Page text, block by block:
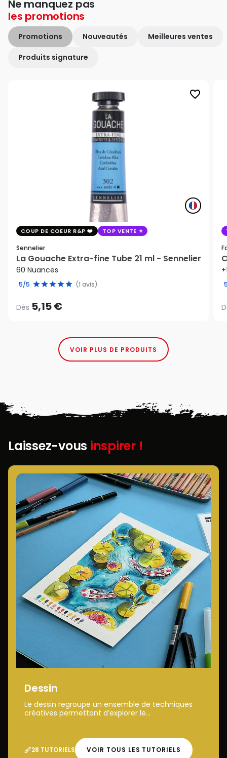
Ne manquez pas
les promotions
Promotions Nouveautés Meilleures ventes
Produits signature
favorite_border
COUP DE COEUR R&P TOP VENTE
Sennelier
La Gouache Extra-fine Tube 21 ml - Sennelier
60 Nuances
5/5 (1 avis)
Dès 5,15 €
VOIR PLUS DE PRODUITS
Laissez-vous inspirer !
Dessin
Le dessin regroupe un ensemble de techniques
créatives permettant d’explorer le...
28 TUTORIELS VOIR TOUS LES TUTORIELS